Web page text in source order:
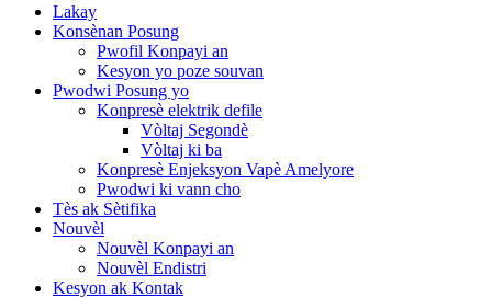
Lakay
Konsènan Posung
Pwofil Konpayi an
Kesyon yo poze souvan
Pwodwi Posung yo
Konpresè elektrik defile
Vòltaj Segondè
Vòltaj ki ba
Konpresè Enjeksyon Vapè Amelyore
Pwodwi ki vann cho
Tès ak Sètifika
Nouvèl
Nouvèl Konpayi an
Nouvèl Endistri
Kesyon ak Kontak